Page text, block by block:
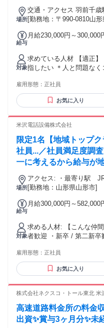
うれしいです。 接客は楽しいですよ♪ おすすめです！ 【スタ
ッフインタビュー②】 も
ンナーとして働いていま
「WEDY」に 転職しました。 商品を販売するとい
く、すぐになじむことが できました。
うVISION のもと、日々
ないので、プライベート
めるのも嬉しいです(^^♪ 自分のキャリアを生かしながら 転職
場所
交通・アクセス 羽前千歳
[勤務地：〒990-0810山
給与
月給230,000円～
れる通勤・皆勤・家族手
るその他手当金額：なし ・賞与年2回（勤続2年目以上が対
象） ・通勤手当あり（
円） ・役職手当あり ・
り、年一回の昇給あり
インセンティブキャン
に、業績に応じて★決算賞与★あり。
とプロセスの両方を評価
る仕組み。 自分の売上を
で最高得点を獲得できる
り、先輩が積極的に自分
の成長スピードを最 短にす
や成果に対する評価を、
ーン。 会社が指定した成
受け取ることが 出来る
価として受け取れる。 ★決算賞与★ 会社の業績がいい場合は
対象
求めている人材 【適正
指したい ＊人と問題な
長させたい ＊周りと協力して目
未経験者歓迎 ・無資格歓迎 【大歓迎】 ・販売職経験
業職経験者 ・ブライダ
談ください。 【必須】 ＊普通自動車運転免許 ＊高卒以上 ＊
応 など ＃異業種からの転職者も応援 【こんな方も是非】 ・
接客業に興味があるけど
売職に就きたい ・プライ
仕事が好き ・ファッシ
る仕事がしたい ・同じ職
は昇給が見込めない ・働
い ★未経験者大歓迎！ 接客や販売の経験は一切不問！ おし
活かしたい方も大歓迎！ “経験はないけど、誰かのために 考
えて行動できる” “ブラ
ビス系の経験がある” という方は
ンタビュー】 3年前に全
さった おかげで、今で
た。 お客様に居心地の良い、 そして温かい時間を過ごして欲
しい！ という気持ちで
た時は やりがいも大きい
いますね♪ また評価制度もしっかりしていて、 年に一度の基
本給の昇給 ＋社内キャン
も、 仕事のやる気が出て働きが
雇用形態： 正社員
お気に入り
米沢電話設備株式会社
限定1名【地域トップ
社員...／社員満足度調
一に考えるから給与が
かり年2回支給♪
場所
アクセス: ・最寄
[勤務地：山形県山形市]
給与
月給300,000円～582,000円 給与: 固定残業
￥40,774（22時間相当分
追加で支給する。 給与:月給300,774円〜582,327円＋賞与年2
回 ■賞与：年2回（約4.0
給 75.6万超え ■昇給：年
対象
求める人材: 【こんな仲間を求む!!(求める人物像)】 ・未経験
者歓迎 ・新卒 / 第二新卒
ミュニケーションを取る
気にしたい人 ・自分が
ュー歓迎 ・新しい知識
長年のやり方に固執せず
雇用形態： 正社員
お気に入り
株式会社ネクスコ・トール東北 米
高速道路料金所の料金
出資✨賞与3ヶ月分✨未